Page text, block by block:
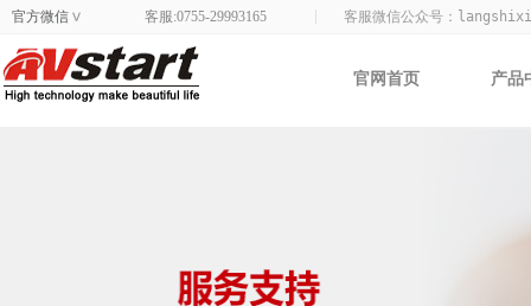
官方微信 > 客服微信公众号：
客服:0755-29993165
官网首页 产品